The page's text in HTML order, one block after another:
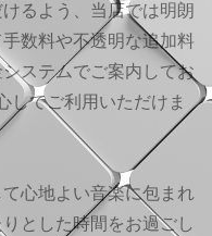
るよう、当店では明朗
数料や不透明な追加料
ステムでご案内してお
してご利用いただけま
心地よい音楽に包まれ
とした時間をお過ごし